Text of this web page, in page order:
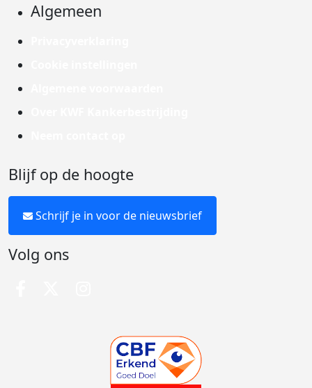
Algemeen
Blijf op de hoogte
Schrijf je in voor de nieuwsbrief
Volg ons